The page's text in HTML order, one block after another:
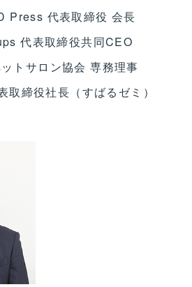
Press 代表取締役 会長
代表取締役共同CEO
トサロン協会 専務理事
締役社長（すばるゼミ）